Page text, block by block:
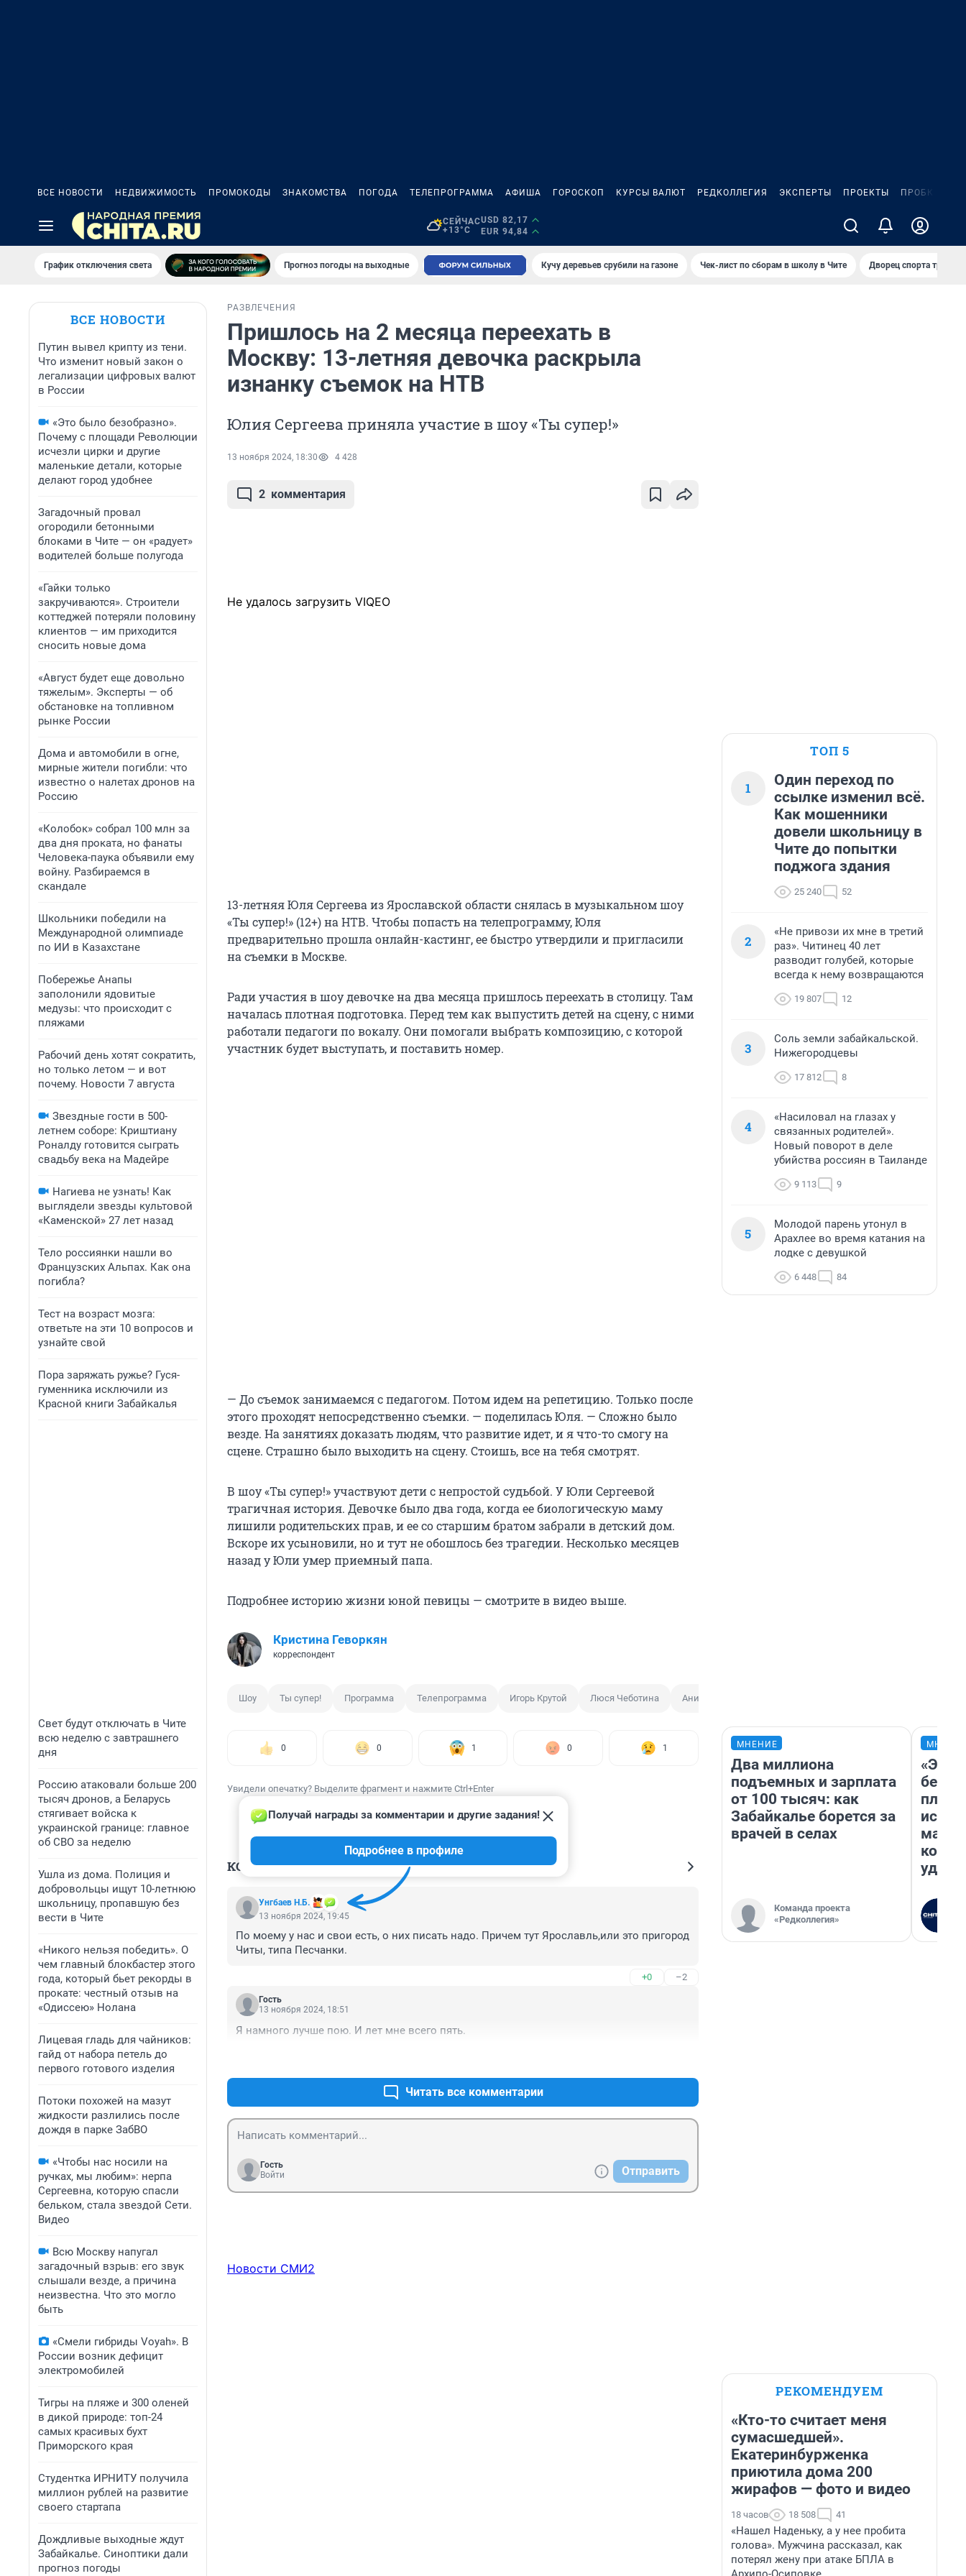
ВСЕ НОВОСТИ НЕДВИЖИМОСТЬ ПРОМОКОДЫ ЗНАКОМСТВА ПОГОДА ТЕЛЕПРОГРАММА АФИША ГОРОСКОП КУРСЫ ВАЛЮТ РЕДКОЛЛЕГИЯ ЭКСПЕРТЫ ПРОЕКТЫ ПРОБКИ
СЕЙЧАС
+13°C
USD 82,17
EUR 94,84
График отключения света Прогноз погоды на выходные Кучу деревьев срубили на газоне Чек-лист по сборам в школу в Чите Дворец спорта
ВСЕ НОВОСТИ
Путин вывел крипту из тени.
Что изменит новый закон о
легализации цифровых валют
в России
«Это было безобразно».
Почему с площади Революции
исчезли цирки и другие
маленькие детали, которые
делают город удобнее
Загадочный провал
огородили бетонными
блоками в Чите — он «радует»
водителей больше полугода
«Гайки только
закручиваются». Строители
коттеджей потеряли половину
клиентов — им приходится
сносить новые дома
«Август будет еще довольно
тяжелым». Эксперты — об
обстановке на топливном
рынке России
Дома и автомобили в огне,
мирные жители погибли: что
известно о налетах дронов на
Россию
«Колобок» собрал 100 млн за
два дня проката, но фанаты
Человека-паука объявили ему
войну. Разбираемся в
скандале
Школьники победили на
Международной олимпиаде
по ИИ в Казахстане
Побережье Анапы
заполонили ядовитые
медузы: что происходит с
пляжами
Рабочий день хотят сократить,
но только летом — и вот
почему. Новости 7 августа
Звездные гости в 500-
летнем соборе: Криштиану
Роналду готовится сыграть
свадьбу века на Мадейре
Нагиева не узнать! Как
выглядели звезды культовой
«Каменской» 27 лет назад
Тело россиянки нашли во
Французских Альпах. Как она
погибла?
Тест на возраст мозга:
ответьте на эти 10 вопросов и
узнайте свой
Пора заряжать ружье? Гуся-
гуменника исключили из
Красной книги Забайкалья
Свет будут отключать в Чите
всю неделю с завтрашнего
дня
Россию атаковали больше 200
тысяч дронов, а Беларусь
стягивает войска к
украинской границе: главное
об СВО за неделю
Ушла из дома. Полиция и
добровольцы ищут 10-летнюю
школьницу, пропавшую без
вести в Чите
«Никого нельзя победить». О
чем главный блокбастер этого
года, который бьет рекорды в
прокате: честный отзыв на
«Одиссею» Нолана
Лицевая гладь для чайников:
гайд от набора петель до
первого готового изделия
Потоки похожей на мазут
жидкости разлились после
дождя в парке ЗабВО
«Чтобы нас носили на
ручках, мы любим»: нерпа
Сергеевна, которую спасли
бельком, стала звездой Сети.
Видео
Всю Москву напугал
загадочный взрыв: его звук
слышали везде, а причина
неизвестна. Что это могло
быть
«Смели гибриды Voyah». В
России возник дефицит
электромобилей
Тигры на пляже и 300 оленей
в дикой природе: топ-24
самых красивых бухт
Приморского края
Студентка ИРНИТУ получила
миллион рублей на развитие
своего стартапа
Дождливые выходные ждут
Забайкалье. Синоптики дали
прогноз погоды
РАЗВЛЕЧЕНИЯ
Пришлось на 2 месяца переехать в
Москву: 13-летняя девочка раскрыла
изнанку съемок на НТВ
Юлия Сергеева приняла участие в шоу «Ты супер!»
13 ноября 2024, 18:30 4 428
2 комментария
Не удалось загрузить VIQEO
13-летняя Юля Сергеева из Ярославской области снялась в музыкальном шоу
«Ты супер!» (12+) на НТВ. Чтобы попасть на телепрограмму, Юля
предварительно прошла онлайн-кастинг, ее быстро утвердили и пригласили
на съемки в Москве.
Ради участия в шоу девочке на два месяца пришлось переехать в столицу. Там
началась плотная подготовка. Перед тем как выпустить детей на сцену, с ними
работали педагоги по вокалу. Они помогали выбрать композицию, с которой
участник будет выступать, и поставить номер.
— До съемок занимаемся с педагогом. Потом идем на репетицию. Только после
этого проходят непосредственно съемки. — поделилась Юля. — Сложно было
везде. На занятиях доказать людям, что развитие идет, и я что-то смогу на
сцене. Страшно было выходить на сцену. Стоишь, все на тебя смотрят.
В шоу «Ты супер!» участвуют дети с непростой судьбой. У Юли Сергеевой
трагичная история. Девочке было два года, когда ее биологическую маму
лишили родительских прав, и ее со старшим братом забрали в детский дом.
Вскоре их усыновили, но и тут не обошлось без трагедии. Несколько месяцев
назад у Юли умер приемный папа.
Подробнее историю жизни юной певицы — смотрите в видео выше.
Кристина Геворкян
корреспондент
Шоу Ты супер! Программа Телепрограмма Игорь Крутой Люся Чеботина Ани Лорак
0 0 1 0 1
Увидели опечатку? Выделите фрагмент и нажмите Ctrl+Enter
КОММЕНТАРИИ 2
Унгбаев Н.Б.
Получай награды за комментарии и другие задания!
Подробнее в профиле
13 ноября 2024, 19:45
По моему у нас и свои есть, о них писать надо. Причем тут Ярославль,или это пригород
Читы, типа Песчанки.
+0 –2
Гость
13 ноября 2024, 18:51
Я намного лучше пою. И лет мне всего пять.
Читать все комментарии
Гость
Войти
Отправить
Новости СМИ2
ТОП 5
1
Один переход по
ссылке изменил всё.
Как мошенники
довели школьницу в
Чите до попытки
поджога здания
25 240 52
2
«Не привози их мне в третий
раз». Читинец 40 лет
разводит голубей, которые
всегда к нему возвращаются
19 807 12
3
Соль земли забайкальской.
Нижегородцевы
17 812 8
4
«Насиловал на глазах у
связанных родителей».
Новый поворот в деле
убийства россиян в Таиланде
9 113 9
5
Молодой парень утонул в
Арахлее во время катания на
лодке с девушкой
6 448 84
МНЕНИЕ
Два миллиона
подъемных и зарплата
от 100 тысяч: как
Забайкалье борется за
врачей в селах
Команда проекта
«Редколлегия»
«Это
РЕКОМЕНДУЕМ
«Кто-то считает меня
сумасшедшей».
Екатеринбурженка
приютила дома 200
жирафов — фото и видео
18 часов 18 508 41
«Нашел Наденьку, а у нее пробита
голова». Мужчина рассказал, как
потерял жену при атаке БПЛА в